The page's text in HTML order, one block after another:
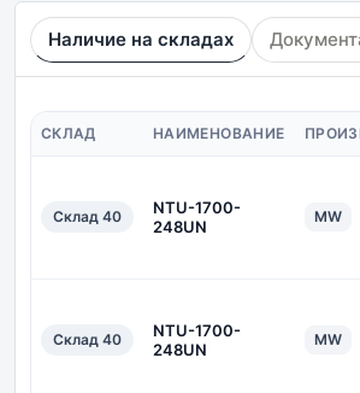
Наличие на складах
СКЛАД НАИМЕНОВАНИЕ
Склад 40
NTU-1700-
248UN
MW
Склад 40
NTU-1700-
248UN
MW